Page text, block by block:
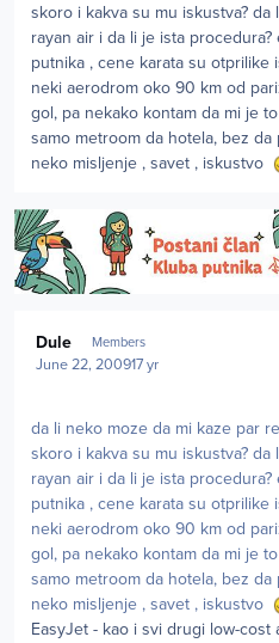
skoro i kakva su mu iskustva?
rayan air i da li je ista
putnika , cene karata su otprilike
neki aerodrom oko 90 km od
gol, pa nekako kontam da mi je
samo metroom da hotela, bez da
neko misljenje , savet , iskustvo
Dule Members
June 22, 200917 yr
da li neko moze da mi kaze par
skoro i kakva su mu iskustva?
rayan air i da li je ista
putnika , cene karata su otprilike
neki aerodrom oko 90 km od
gol, pa nekako kontam da mi je
samo metroom da hotela, bez da
neko misljenje , savet , iskustvo
EasyJet - kao i svi drugi low-